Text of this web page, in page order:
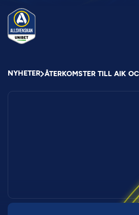
NYHETER ÅTERKOMSTER TILL AIK